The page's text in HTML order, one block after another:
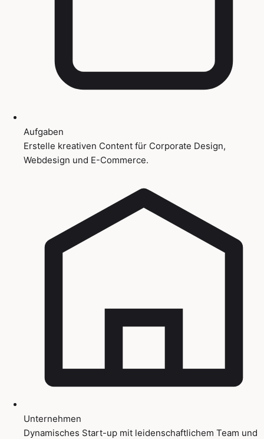
Aufgaben
Erstelle kreativen Content für Corporate Design,
Webdesign und E-Commerce.
Unternehmen
Dynamisches Start-up mit leidenschaftlichem Team und